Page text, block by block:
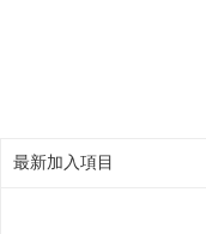
最新加入項目